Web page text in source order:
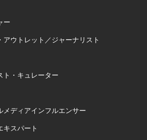
ー
アウトレット／ジャーナリスト
ト・キュレーター
メディアインフルエンサー
キスパート